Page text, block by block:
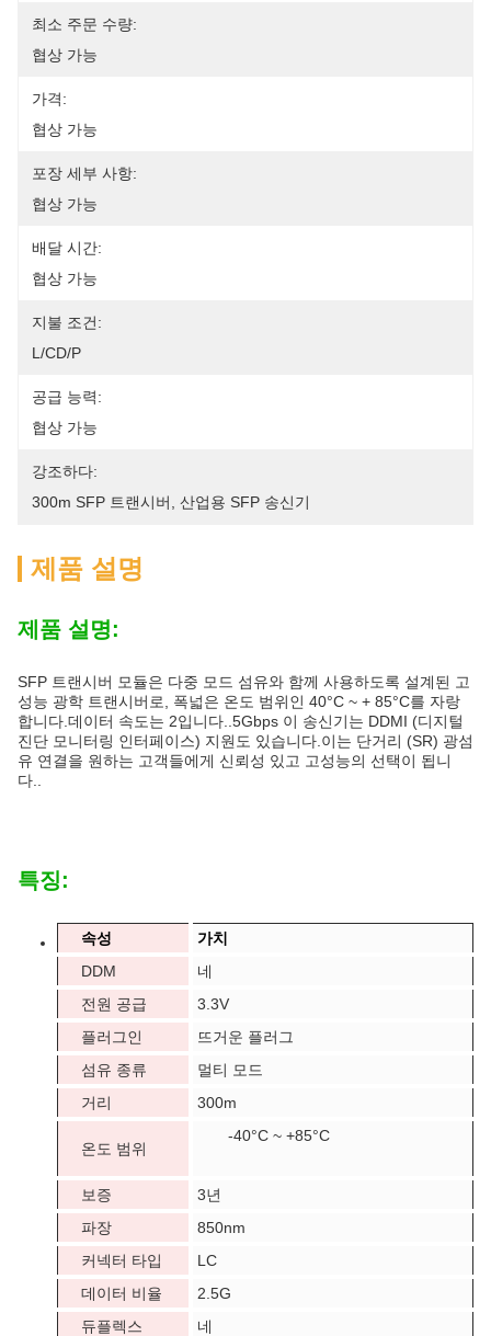
최소 주문 수량:
협상 가능
가격:
협상 가능
포장 세부 사항:
협상 가능
배달 시간:
협상 가능
지불 조건:
L/CD/P
공급 능력:
협상 가능
강조하다:
300m SFP 트랜시버
산업용 SFP 송신기
제품 설명
제품 설명:
SFP 트랜시버 모듈은 다중 모드 섬유와 함께 사용하도록 설계된 고
성능 광학 트랜시버로, 폭넓은 온도 범위인 40°C ~ + 85°C를 자랑
합니다.데이터 속도는 2입니다..5Gbps 이 송신기는 DDMI (디지털
진단 모니터링 인터페이스) 지원도 있습니다.이는 단거리 (SR) 광섬
유 연결을 원하는 고객들에게 신뢰성 있고 고성능의 선택이 됩니
다..
특징:
속성
가치
DDM
네
전원 공급
3.3V
플러그인
뜨거운 플러그
섬유 종류
멀티 모드
거리
300m
온도 범위
-40°C ~ +85°C
보증
3년
파장
850nm
커넥터 타입
LC
데이터 비율
2.5G
듀플렉스
네